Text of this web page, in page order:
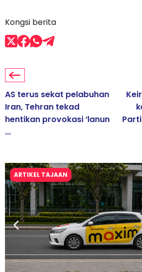
Kongsi berita
AS terus sekat pelabuhan
Iran, Tehran tekad
hentikan provokasi ‘lanun
...
ARTIKEL TAJAAN